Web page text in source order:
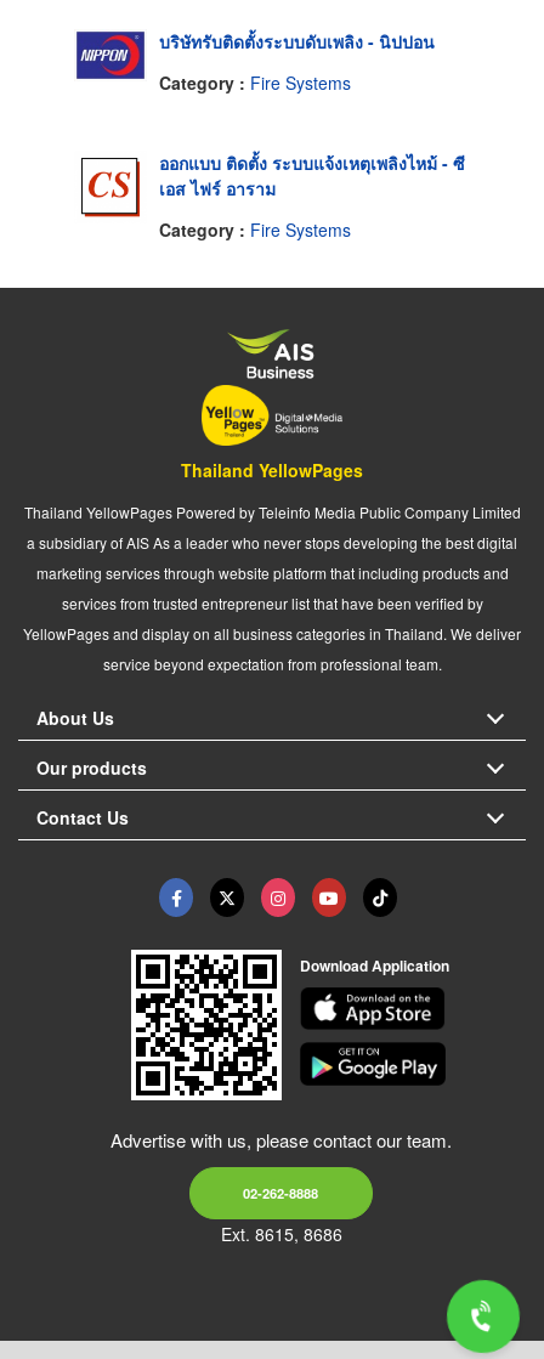
บริษัทรับติดตั้งระบบดับเพลิง - นิปปอน
Category : Fire Systems
ออกแบบ ติดตั้ง ระบบแจ้งเหตุเพลิงไหม้ - ซี
เอส ไฟร์ อาราม
Category : Fire Systems
Thailand YellowPages
Thailand YellowPages Powered by Teleinfo Media Public Company Limited
a subsidiary of AIS As a leader who never stops developing the best digital
marketing services through website platform that including products and
services from trusted entrepreneur list that have been verified by
YellowPages and display on all business categories in Thailand. We deliver
service beyond expectation from professional team.
About Us
Our products
Contact Us
Download Application
Advertise with us, please contact our team.
02-262-8888
Ext. 8615, 8686